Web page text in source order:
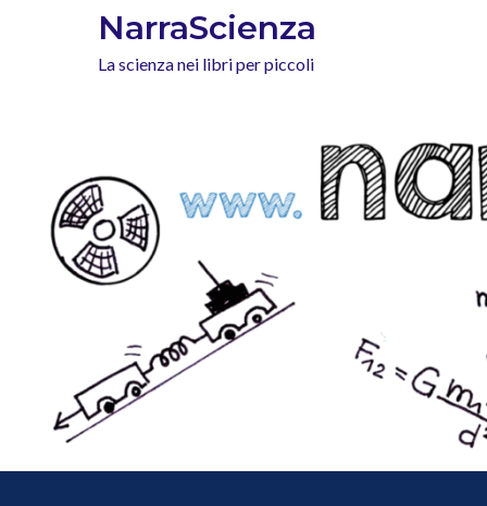
NarraScienza
La scienza nei libri per piccoli